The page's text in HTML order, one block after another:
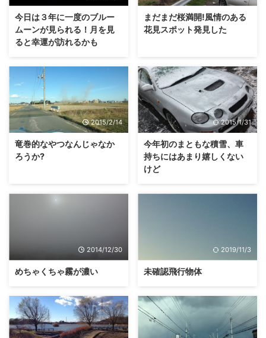
今日は３年に一度のブルー
ムーンが見られる！月を見
ると幸運が訪れるかも
まだまだ桜満開!風情のある
花見スポット発見した
2015/2/14
竜巻的なやつなんじゃなか
ろうか?
2015/1/31
今年初のまともな積雪、車
持ちにはあまり嬉しくない
けど
2014/12/30
めちゃくちゃ霧が濃い
2019/11/3
未確認飛行物体